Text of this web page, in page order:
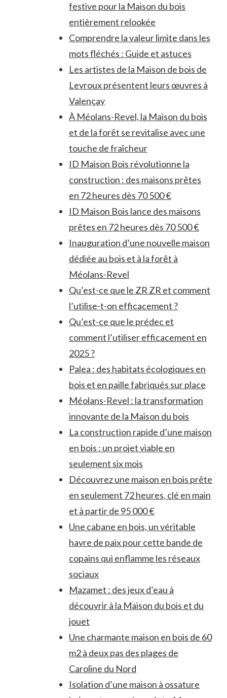
festive pour la Maison du bois
entièrement relookée
Comprendre la valeur limite dans les
mots fléchés : Guide et astuces
Les artistes de la Maison de bois de
Levroux présentent leurs œuvres à
Valençay
À Méolans-Revel, la Maison du bois
et de la forêt se revitalise avec une
touche de fraîcheur
ID Maison Bois révolutionne la
construction : des maisons prêtes
en 72 heures dès 70 500 €
ID Maison Bois lance des maisons
prêtes en 72 heures dès 70 500 €
Inauguration d’une nouvelle maison
dédiée au bois et à la forêt à
Méolans-Revel
Qu’est-ce que le ZR ZR et comment
l’utilise-t-on efficacement ?
Qu’est-ce que le prédec et
comment l’utiliser efficacement en
2025 ?
Palea : des habitats écologiques en
bois et en paille fabriqués sur place
Méolans-Revel : la transformation
innovante de la Maison du bois
La construction rapide d’une maison
en bois : un projet viable en
seulement six mois
Découvrez une maison en bois prête
en seulement 72 heures, clé en main
et à partir de 95 000 €
Une cabane en bois, un véritable
havre de paix pour cette bande de
copains qui enflamme les réseaux
sociaux
Mazamet : des jeux d’eau à
découvrir à la Maison du bois et du
jouet
Une charmante maison en bois de 60
m2 à deux pas des plages de
Caroline du Nord
Isolation d’une maison à ossature